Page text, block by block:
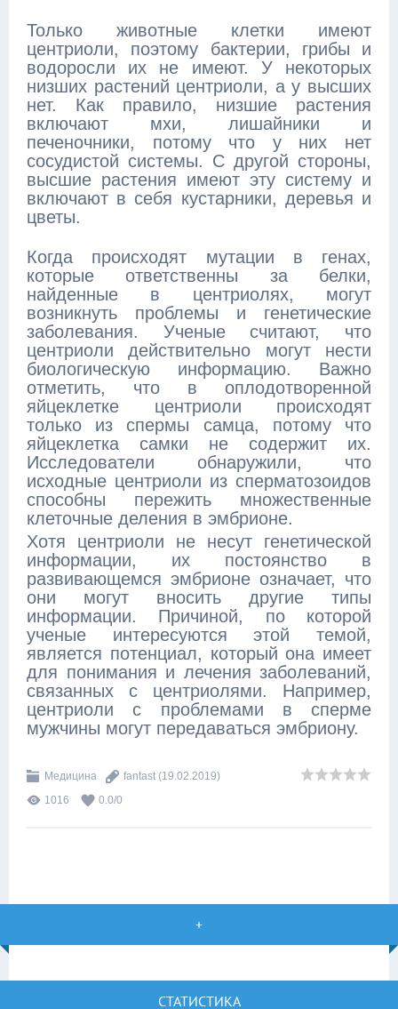
Только животные клетки имеют
центриоли, поэтому бактерии, грибы и
водоросли их не имеют. У некоторых
низших растений центриоли, а у высших
нет. Как правило, низшие растения
включают мхи, лишайники и
печеночники, потому что у них нет
сосудистой системы. С другой стороны,
высшие растения имеют эту систему и
включают в себя кустарники, деревья и
цветы.
Когда происходят мутации в генах,
которые ответственны за белки,
найденные в центриолях, могут
возникнуть проблемы и генетические
заболевания. Ученые считают, что
центриоли действительно могут нести
биологическую информацию. Важно
отметить, что в оплодотворенной
яйцеклетке центриоли происходят
только из спермы самца, потому что
яйцеклетка самки не содержит их.
Исследователи обнаружили, что
исходные центриоли из сперматозоидов
способны пережить множественные
клеточные деления в эмбрионе.
Хотя центриоли не несут генетической
информации, их постоянство в
развивающемся эмбрионе означает, что
они могут вносить другие типы
информации. Причиной, по которой
ученые интересуются этой темой,
является потенциал, который она имеет
для понимания и лечения заболеваний,
связанных с центриолями. Например,
центриоли с проблемами в сперме
мужчины могут передаваться эмбриону.
Медицина fantast (19.02.2019)
1016
0.0/0
+
СТАТИСТИКА